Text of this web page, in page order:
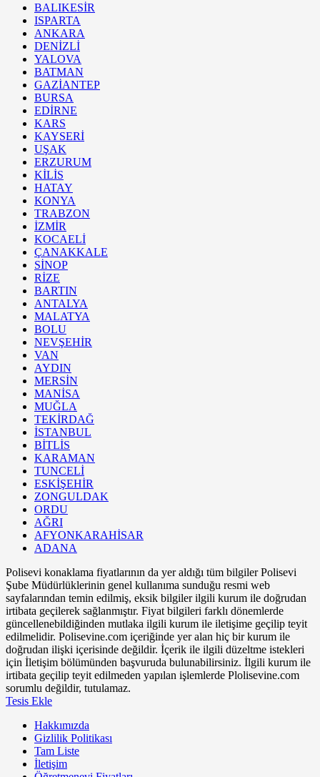
BALIKESİR
ISPARTA
ANKARA
DENİZLİ
YALOVA
BATMAN
GAZİANTEP
BURSA
EDİRNE
KARS
KAYSERİ
UŞAK
ERZURUM
KİLİS
HATAY
KONYA
TRABZON
İZMİR
KOCAELİ
ÇANAKKALE
SİNOP
RİZE
BARTIN
ANTALYA
MALATYA
BOLU
NEVŞEHİR
VAN
AYDIN
MERSİN
MANİSA
MUĞLA
TEKİRDAĞ
İSTANBUL
BİTLİS
KARAMAN
TUNCELİ
ESKİŞEHİR
ZONGULDAK
ORDU
AĞRI
AFYONKARAHİSAR
ADANA
Polisevi konaklama fiyatlarının da yer aldığı tüm bilgiler Polisevi
Şube Müdürlüklerinin genel kullanıma sunduğu resmi web
sayfalarından temin edilmiş, eksik bilgiler ilgili kurum ile doğrudan
irtibata geçilerek sağlanmıştır. Fiyat bilgileri farklı dönemlerde
güncellenebildiğinden mutlaka ilgili kurum ile iletişime geçilip teyit
edilmelidir. Polisevine.com içeriğinde yer alan hiç bir kurum ile
doğrudan ilişki içerisinde değildir. İçerik ile ilgili düzeltme istekleri
için İletişim bölümünden başvuruda bulunabilirsiniz. İlgili kurum ile
irtibata geçilip teyit edilmeden yapılan işlemlerde Plolisevine.com
sorumlu değildir, tutulamaz.
Tesis Ekle
Hakkımızda
Gizlilik Politikası
Tam Liste
İletişim